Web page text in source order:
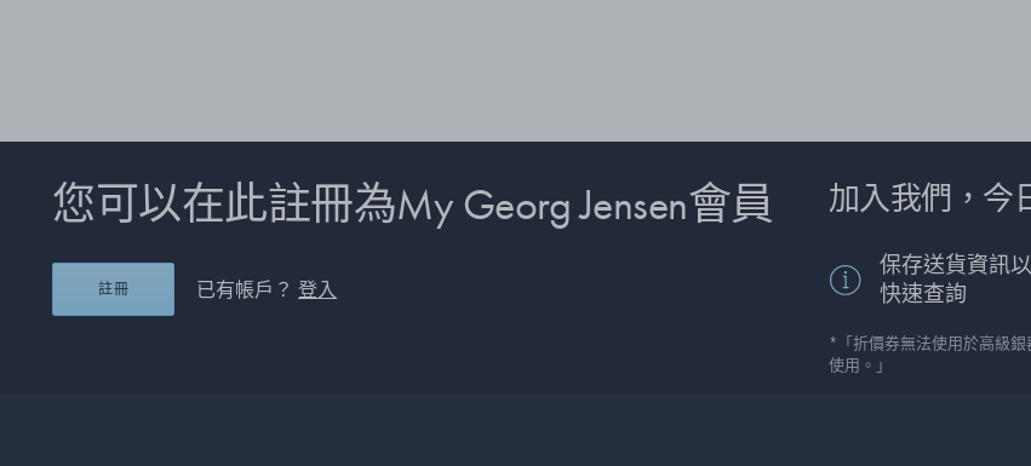
您可以在此註冊為My Georg Jensen會員
註冊 已有帳戶？登入
加入我們，今
保存送貨資訊
快速查詢
*「折價券無法使用於高級
使用。」